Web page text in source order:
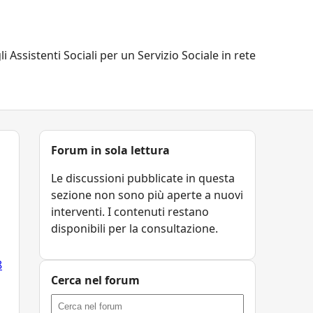
Assistenti Sociali per un Servizio Sociale in rete
Forum in sola lettura
Le discussioni pubblicate in questa
sezione non sono più aperte a nuovi
interventi. I contenuti restano
disponibili per la consultazione.
Cerca nel forum